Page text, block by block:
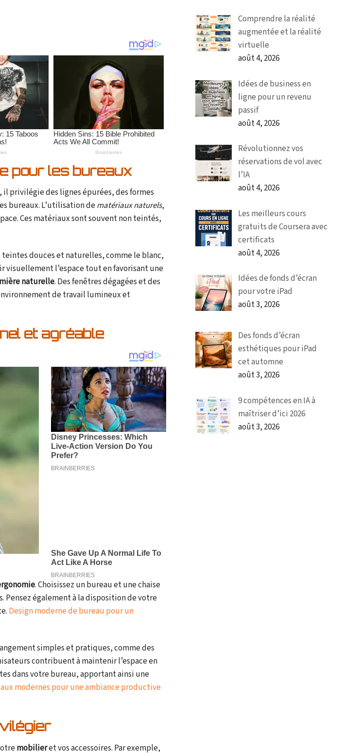
pour les bureaux
il privilégie des lignes épurées, des formes
bureaux. L’utilisation dematériaux naturels,
Ces matériaux sont souvent non teintés,
douces et naturelles, comme le blanc,
visuellement l’espace tout en favorisant une
naturelle. Des fenêtres dégagées et des
de travail lumineux et
et agréable
. Choisissez un bureau et une chaise
Pensez également à la disposition de votre
Design moderne de bureau pour un
simples et pratiques, comme des
contribuent à maintenir l’espace en
dans votre bureau, apportant ainsi une
modernes pour une ambiance productive
mobilieret vos accessoires. Par exemple,
Comprendre la réalité
augmentée et la réalité
virtuelle
août 4, 2026
Idées de business en
ligne pour un revenu
passif
août 4, 2026
Révolutionnez vos
réservations de vol avec
l’IA
août 4, 2026
Les meilleurs cours
gratuits de Coursera avec
certificats
août 4, 2026
Idées de fonds d’écran
pour votre iPad
août 3, 2026
Des fonds d’écran
esthétiques pour iPad
cet automne
août 3, 2026
9 compétences en IA à
maîtriser d’ici 2026
août 3, 2026